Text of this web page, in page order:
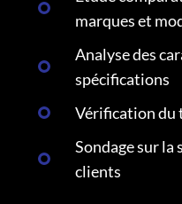
marques et
Analyse des
spécifications
Vérification du
Sondage sur la
clients